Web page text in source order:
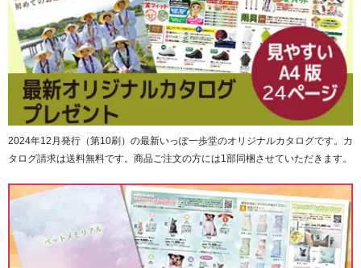
2024年12月発行（第10刷）の最新いっぽ一歩堂のオリジナルカタログです。カ
タログ請求は送料無料です。商品ご注文の方には1部同梱させていただきます。